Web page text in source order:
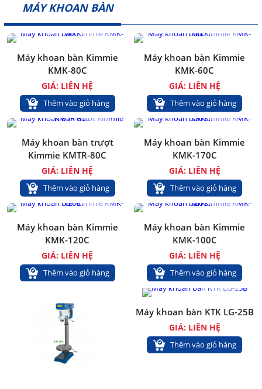
MÁY KHOAN BÀN
Máy khoan bàn Kimmie
KMK-80C
GIÁ: LIÊN HỆ
Thêm vào giỏ hàng
Máy khoan bàn Kimmie
KMK-60C
GIÁ: LIÊN HỆ
Thêm vào giỏ hàng
Máy khoan bàn trượt
Kimmie KMTR-80C
GIÁ: LIÊN HỆ
Thêm vào giỏ hàng
Máy khoan bàn Kimmie
KMK-170C
GIÁ: LIÊN HỆ
Thêm vào giỏ hàng
Máy khoan bàn Kimmie
KMK-120C
GIÁ: LIÊN HỆ
Thêm vào giỏ hàng
Máy khoan bàn Kimmie
KMK-100C
GIÁ: LIÊN HỆ
Thêm vào giỏ hàng
Máy khoan bàn KTK LG-25B
GIÁ: LIÊN HỆ
Thêm vào giỏ hàng